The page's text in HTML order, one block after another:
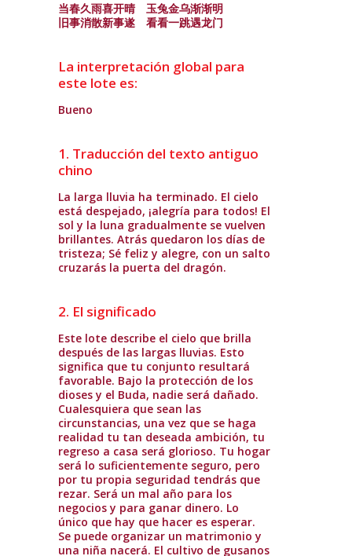
当春久雨喜开晴 玉兔金乌渐渐明
旧事消散新事遂 看看一跳遇龙门
La interpretación global para
este lote es:
Bueno
1. Traducción del texto antiguo
chino
La larga lluvia ha terminado. El cielo
está despejado, ¡alegría para todos! El
sol y la luna gradualmente se vuelven
brillantes. Atrás quedaron los días de
tristeza; Sé feliz y alegre, con un salto
cruzarás la puerta del dragón.
2. El significado
Este lote describe el cielo que brilla
después de las largas lluvias. Esto
significa que tu conjunto resultará
favorable. Bajo la protección de los
dioses y el Buda, nadie será dañado.
Cualesquiera que sean las
circunstancias, una vez que se haga
realidad tu tan deseada ambición, tu
regreso a casa será glorioso. Tu hogar
será lo suficientemente seguro, pero
por tu propia seguridad tendrás que
rezar. Será un mal año para los
negocios y para ganar dinero. Lo
único que hay que hacer es esperar.
Se puede organizar un matrimonio y
una niña nacerá. El cultivo de gusanos